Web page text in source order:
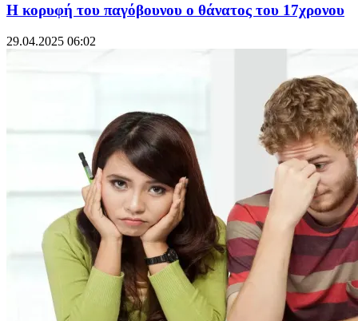
Η κορυφή του παγόβουνου ο θάνατος του 17χρονου
29.04.2025 06:02